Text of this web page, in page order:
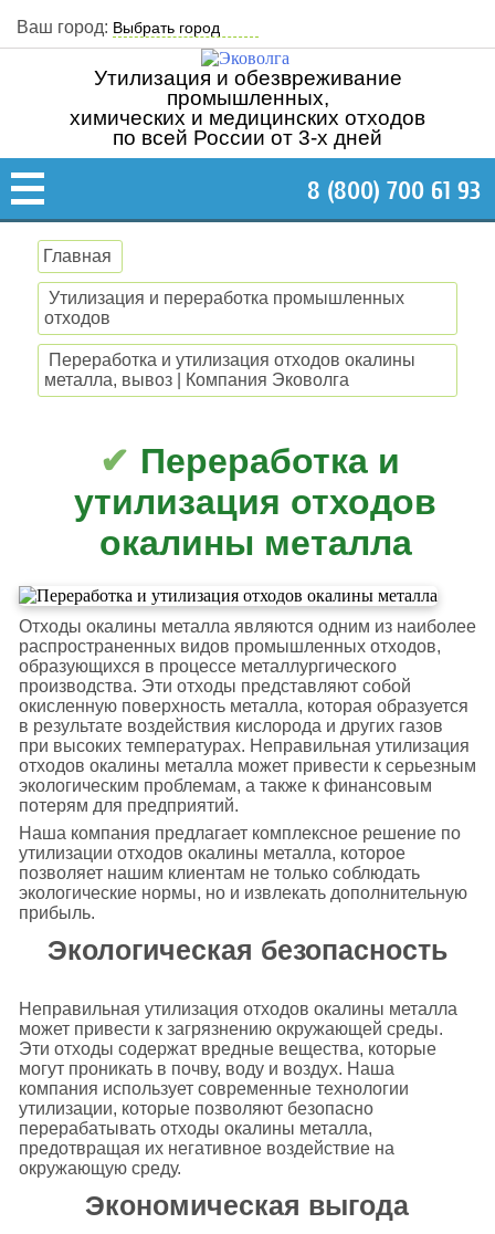
Ваш город:
Утилизация и обезвреживание
промышленных,
химических и медицинских отходов
по всей России от 3-х дней
8 (800) 700 61 93
Главная
Утилизация и переработка промышленных
отходов
Переработка и утилизация отходов окалины
металла, вывоз | Компания Эковолга
Переработка и
утилизация отходов
окалины металла
Отходы окалины металла являются одним из наиболее
распространенных видов промышленных отходов,
образующихся в процессе металлургического
производства. Эти отходы представляют собой
окисленную поверхность металла, которая образуется
в результате воздействия кислорода и других газов
при высоких температурах. Неправильная утилизация
отходов окалины металла может привести к серьезным
экологическим проблемам, а также к финансовым
потерям для предприятий.
Наша компания предлагает комплексное решение по
утилизации отходов окалины металла, которое
позволяет нашим клиентам не только соблюдать
экологические нормы, но и извлекать дополнительную
прибыль.
Экологическая безопасность
Неправильная утилизация отходов окалины металла
может привести к загрязнению окружающей среды.
Эти отходы содержат вредные вещества, которые
могут проникать в почву, воду и воздух. Наша
компания использует современные технологии
утилизации, которые позволяют безопасно
перерабатывать отходы окалины металла,
предотвращая их негативное воздействие на
окружающую среду.
Экономическая выгода